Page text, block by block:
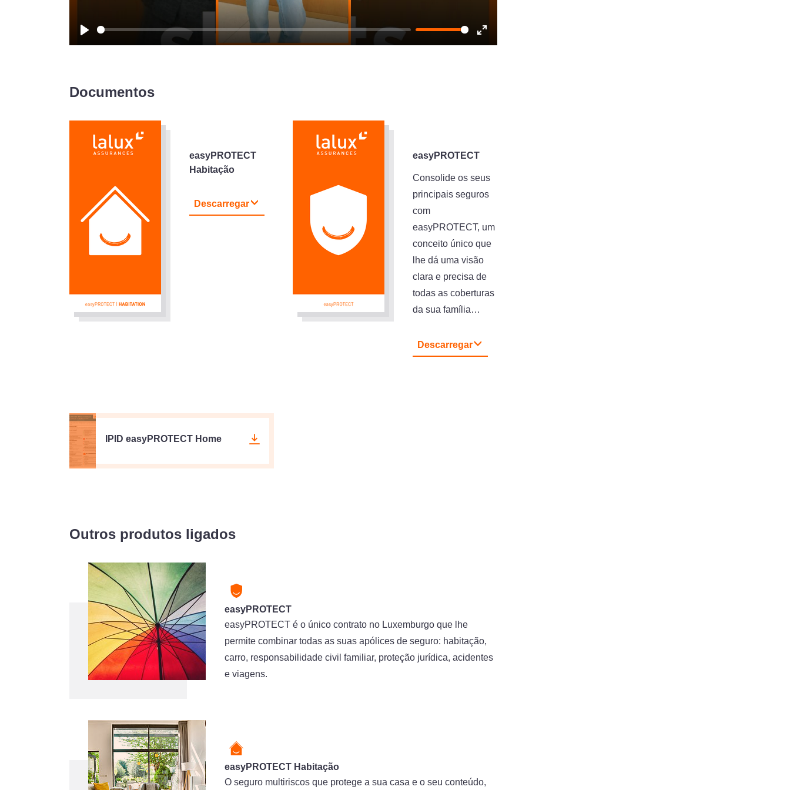
Play
Enter
Documentos
easyPROTECT
Habitação
Descarregar
easyPROTECT
Consolide os seus
principais seguros
com
easyPROTECT, um
conceito único que
lhe dá uma visão
clara e precisa de
todas as coberturas
da sua família…
Descarregar
IPID easyPROTECT Home
Outros produtos ligados
easyPROTECT
easyPROTECT é o único contrato no Luxemburgo que lhe
permite combinar todas as suas apólices de seguro: habitação,
carro, responsabilidade civil familiar, proteção jurídica, acidentes
e viagens.
easyPROTECT Habitação
O seguro multiriscos que protege a sua casa e o seu conteúdo,